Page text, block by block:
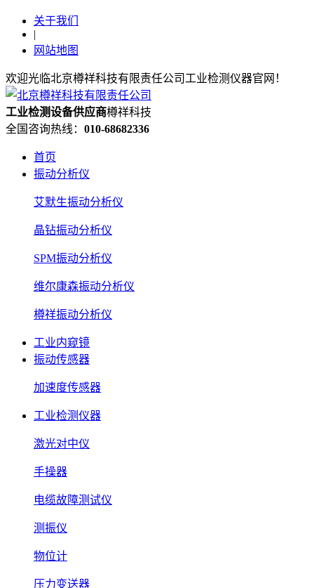
关于我们
|
网站地图
欢迎光临北京樽祥科技有限责任公司工业检测仪器官网！
工业检测设备供应商樽祥科技
全国咨询热线： 010-68682336
首页
振动分析仪
艾默生振动分析仪
晶钻振动分析仪
SPM振动分析仪
维尔康森振动分析仪
樽祥振动分析仪
工业内窥镜
振动传感器
加速度传感器
工业检测仪器
激光对中仪
手操器
电缆故障测试仪
测振仪
物位计
压力变送器